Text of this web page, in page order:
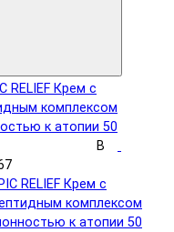
В
RELIEF Крем с
комплексом
к атопии 50